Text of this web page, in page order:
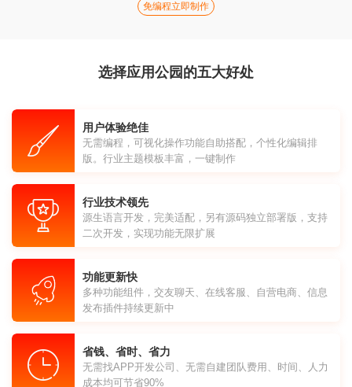
免编程立即制作
选择应用公园的五大好处
用户体验绝佳
无需编程，可视化操作功能自助搭配，个性化编辑排
版。行业主题模板丰富，一键制作
行业技术领先
源生语言开发，完美适配，另有源码独立部署版，支持
二次开发，实现功能无限扩展
功能更新快
多种功能组件，交友聊天、在线客服、自营电商、信息
发布插件持续更新中
省钱、省时、省力
无需找APP开发公司、无需自建团队费用、时间、人力
成本均可节省90%